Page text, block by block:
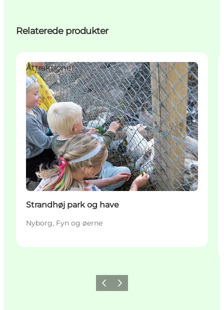
Relaterede produkter
Attraktioner
Strandhøj park og have
Nyborg, Fyn og øerne
ForrigeNæste